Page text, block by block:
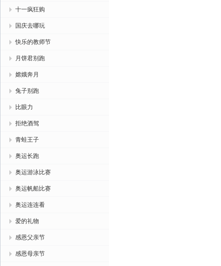
十一疯狂购
国庆去哪玩
快乐的教师节
月饼君别跑
嫦娥奔月
兔子别跑
比眼力
拒绝酒驾
青蛙王子
奥运长跑
奥运游泳比赛
奥运帆船比赛
奥运连连看
爱的礼物
感恩父亲节
感恩母亲节